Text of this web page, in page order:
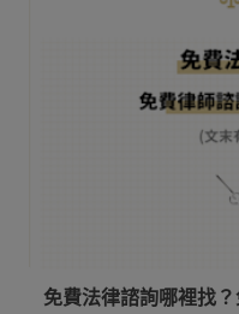
免費法律諮詢哪裡找